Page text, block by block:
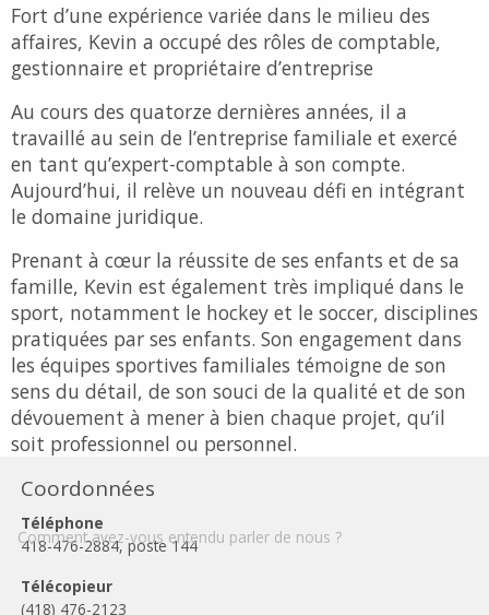
Coordonnées
Téléphone
418-476-2884, poste 144
Télécopieur
(418) 476-2123
Fort d’une expérience variée dans le milieu des
affaires, Kevin a occupé des rôles de comptable,
gestionnaire et propriétaire d’entreprise
Au cours des quatorze dernières années, il a
travaillé au sein de l’entreprise familiale et exercé
en tant qu’expert-comptable à son compte.
Aujourd’hui, il relève un nouveau défi en intégrant
le domaine juridique.
Prenant à cœur la réussite de ses enfants et de sa
famille, Kevin est également très impliqué dans le
sport, notamment le hockey et le soccer, disciplines
pratiquées par ses enfants. Son engagement dans
les équipes sportives familiales témoigne de son
sens du détail, de son souci de la qualité et de son
dévouement à mener à bien chaque projet, qu’il
soit professionnel ou personnel.
Comment avez-vous entendu parler de nous ?